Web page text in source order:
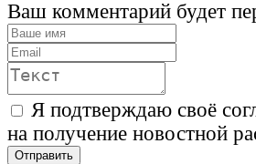
Ваш комментарий будет
Я подтверждаю своё
на получение новостной